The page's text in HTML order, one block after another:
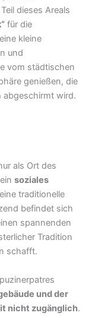
dieses Areals
für die
kleine
und
vom städtischen
genießen, die
abgeschirmt wird.
als Ort des
soziales
traditionelle
befindet sich
spannenden
Tradition
schafft.
und der
nicht zugänglich.